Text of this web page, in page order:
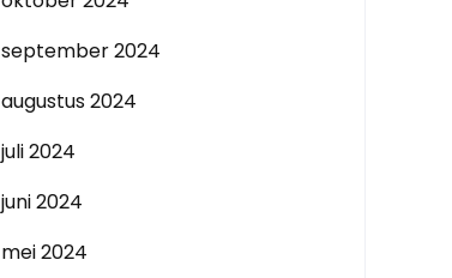
september 2024
augustus 2024
juli 2024
juni 2024
mei 2024